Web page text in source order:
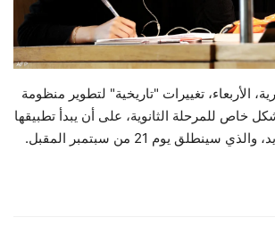
الأربعاء، تغييرات "تاريخية" لتطوير منظومة
خاص للمرحلة الثانوية، على أن يبدأ تطبيقها
يوم 21 من سبتمبر المقبل.